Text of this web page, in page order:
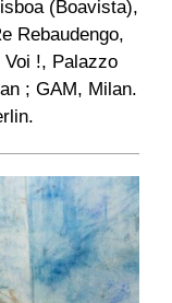
(Boavista),
Rebaudengo,
Voi !, Palazzo
; GAM, Milan.